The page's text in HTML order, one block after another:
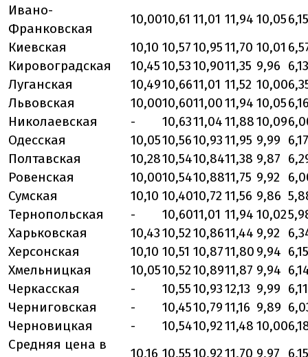
Ивано-
Франковская
10,0010,61 11,01 11,94 10,056,15
Киевская
10,10 10,5710,9511,70 10,01
Кировоградская
10,4510,5310,9011,35 9,96 6,13
Луганская
10,4910,6611,01 11,52 10,00
Львовская
10,0010,6011,0011,94 10,05
Николаевская
- 10,6311,0411,8810,09
Одесская
10,0510,5610,9311,95 9,99 6,17
Полтавская
10,2810,5410,8411,38 9,87
Ровенская
10,0010,5410,8811,75 9,92
Сумская
10,10 10,4010,72 11,56 9,86
Тернопольская
- 10,6011,01 11,94 10,02
Харьковская
10,4310,5210,8611,44 9,92
Херсонская
10,10 10,51 10,8711,80 9,94 6,15
Хмельницкая
10,0510,5210,8911,87 9,94
Черкасская
- 10,5510,9312,13 9,99 6,11
Черниговская
- 10,4510,7911,16 9,89
Черновицкая
- 10,5410,9211,48 10,00
Средняя цена в
10,16 10,5510,9211,70 9,97 6,15